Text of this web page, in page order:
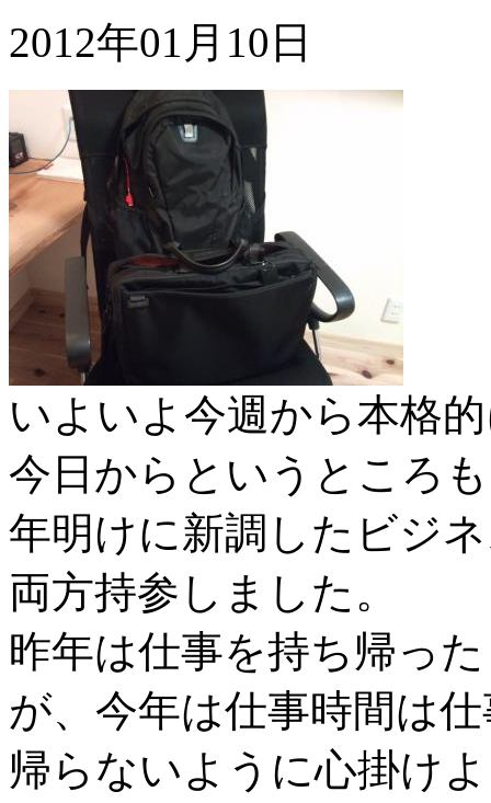
2012年01月10日
いよいよ今週から本格
今日からというところ
年明けに新調したビジ
両方持参しました。
昨年は仕事を持ち帰っ
が、今年は仕事時間は
帰らないように心掛け